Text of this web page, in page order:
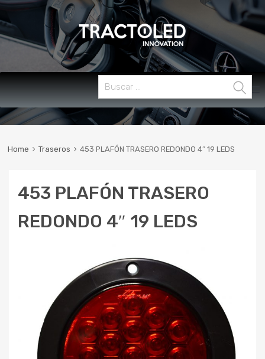
content
MENU
Buscar:
Home Traseros 453 PLAFÓN TRASERO REDONDO 4″ 19 LEDS
453 PLAFÓN TRASERO
REDONDO 4″ 19 LEDS